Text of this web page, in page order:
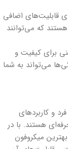
قابلیت‌های اضافی
که می‌توانند
برای کیفیت و
می‌تواند به شما
و کاربردهای
هستند. با در
میکروفون